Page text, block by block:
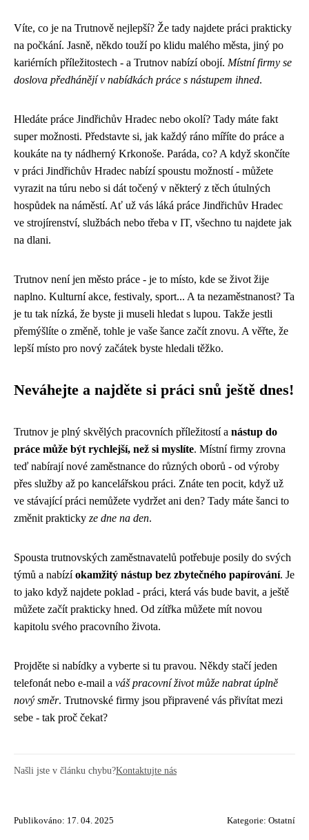
Víte, co je na Trutnově nejlepší? Že tady najdete práci prakticky
na počkání. Jasně, někdo touží po klidu malého města, jiný po
kariérních příležitostech - a Trutnov nabízí obojí. Místní firmy se
doslova předhánějí v nabídkách práce s nástupem ihned.
Hledáte práce Jindřichův Hradec nebo okolí? Tady máte fakt
super možnosti. Představte si, jak každý ráno míříte do práce a
koukáte na ty nádherný Krkonoše. Paráda, co? A když skončíte
v práci Jindřichův Hradec nabízí spoustu možností - můžete
vyrazit na túru nebo si dát točený v některý z těch útulných
hospůdek na náměstí. Ať už vás láká práce Jindřichův Hradec
ve strojírenství, službách nebo třeba v IT, všechno tu najdete jak
na dlani.
Trutnov není jen město práce - je to místo, kde se život žije
naplno. Kulturní akce, festivaly, sport... A ta nezaměstnanost? Ta
je tu tak nízká, že byste ji museli hledat s lupou. Takže jestli
přemýšlíte o změně, tohle je vaše šance začít znovu. A věřte, že
lepší místo pro nový začátek byste hledali těžko.
Neváhejte a najděte si práci snů ještě dnes!
Trutnov je plný skvělých pracovních příležitostí a nástup do
práce může být rychlejší, než si myslíte. Místní firmy zrovna
teď nabírají nové zaměstnance do různých oborů - od výroby
přes služby až po kancelářskou práci. Znáte ten pocit, když už
ve stávající práci nemůžete vydržet ani den? Tady máte šanci to
změnit prakticky ze dne na den.
Spousta trutnovských zaměstnavatelů potřebuje posily do svých
týmů a nabízíokamžitý nástup bez zbytečného papírování. Je
to jako když najdete poklad - práci, která vás bude bavit, a ještě
můžete začít prakticky hned. Od zítřka můžete mít novou
kapitolu svého pracovního života.
Projděte si nabídky a vyberte si tu pravou. Někdy stačí jeden
telefonát nebo e-mail a váš pracovní život může nabrat úplně
nový směr. Trutnovské firmy jsou připravené vás přivítat mezi
sebe - tak proč čekat?
Našli jste v článku chybu?Kontaktujte nás
Publikováno: 17. 04. 2025 Kategorie: Ostatní